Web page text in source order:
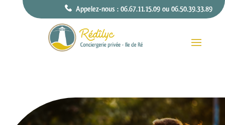
Appelez-nous : 06.67.11.15.09 ou 06.50.39.33.89